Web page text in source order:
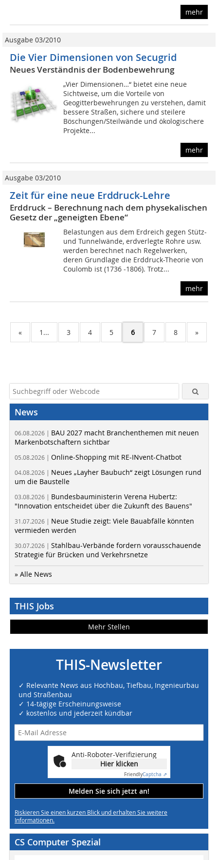
mehr
Ausgabe 03/2010
Die Vier Dimensionen von Secugrid
Neues Verständnis der Bodenbewehrung
„Vier Dimensionen…“ bietet eine neue
Sichtweise, um die Vorteile von
Geogitterbewehrungen zu verstehen, damit
bessere Straßen, sichere und steilere
Böschungen/Steilwände und ökologischere
Projekte...
mehr
Ausgabe 03/2010
Zeit für eine neue Erddruck-Lehre
Erddruck – Berechnung nach dem physekalischen
Gesetz der „geneigten Ebene“
Belastungen aus dem Erdreich gegen Stütz-
und Tunnelwände, erdverlegte Rohre usw.
werden berechnet nach Regelwerken,
deren Grundlage die Erddruck-Theorie von
Coulomb ist (1736 -1806). Trotz...
mehr
« 1... 3 4 5 6 7 8 »
News
06.08.2026 | BAU 2027 macht Branchenthemen mit neuen
Markenbotschaftern sichtbar
05.08.2026 | Online-Shopping mit RE-INvent-Chatbot
04.08.2026 | Neues „Layher Baubuch“ zeigt Lösungen rund
um die Baustelle
03.08.2026 | Bundesbauministerin Verena Hubertz:
"Innovation entscheidet über die Zukunft des Bauens"
31.07.2026 | Neue Studie zeigt: Viele Bauabfälle könnten
vermieden werden
30.07.2026 | Stahlbau-Verbände fordern vorausschauende
Strategie für Brücken und Verkehrsnetze
» Alle News
THIS Jobs
Mehr Stellen
THIS-Newsletter
✓ Relevante News aus Hochbau, Tiefbau, Ingenieurbau
und Straßenbau
✓ 14-tägige Erscheinungsweise
✓ kostenlos und jederzeit kündbar
Anti-Roboter-Verifizierung
Hier klicken
FriendlyCaptcha ⇗
Melden Sie sich jetzt an!
Riskieren Sie einen kurzen Blick und erhalten Sie weitere
Informationen.
CS Computer Spezial